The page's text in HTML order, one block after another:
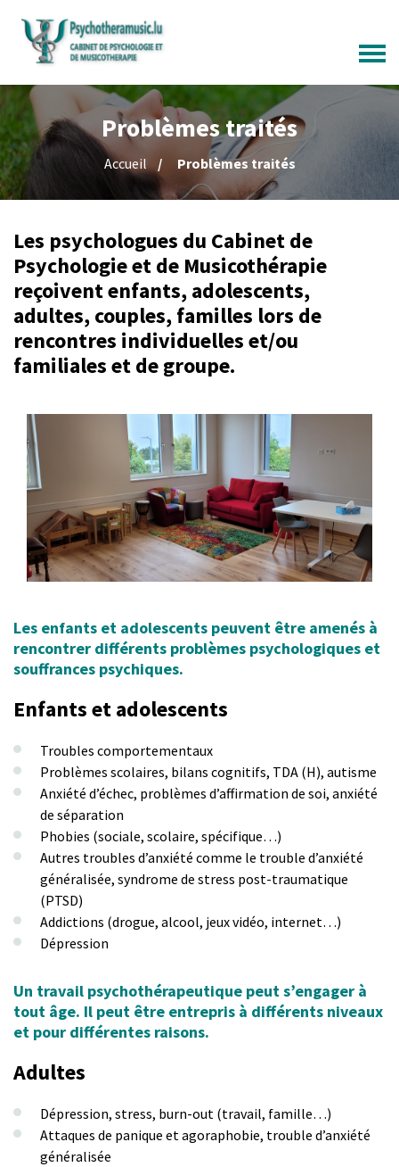
Problèmes traités
Accueil Problèmes traités
Les psychologues du Cabinet de
Psychologie et de Musicothérapie
reçoivent enfants, adolescents,
adultes, couples, familles lors de
rencontres individuelles et/ou
familiales et de groupe.
Les enfants et adolescents peuvent être amenés à
rencontrer différents problèmes psychologiques et
souffrances psychiques.
Enfants et adolescents
Troubles comportementaux
Problèmes scolaires, bilans cognitifs, TDA (H), autisme
Anxiété d’échec, problèmes d’affirmation de soi, anxiété
de séparation
Phobies (sociale, scolaire, spécifique…)
Autres troubles d’anxiété comme le trouble d’anxiété
généralisée, syndrome de stress post-traumatique
(PTSD)
Addictions (drogue, alcool, jeux vidéo, internet…)
Dépression
Un travail psychothérapeutique peut s’engager à
tout âge. Il peut être entrepris à différents niveaux
et pour différentes raisons.
Adultes
Dépression, stress, burn-out (travail, famille…)
Attaques de panique et agoraphobie, trouble d’anxiété
généralisée